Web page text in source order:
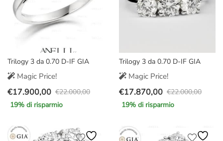
Trilogy 3 da 0.70 D-IF GIA
Magic Price!
€22.000,00
Il
prezzo
era:
€17.900,00
Il
prezzo
è:
19% di risparmio
Trilogy 3 da 0.70 D-IF GIA
Magic Price!
€22.000,00
Il
prezzo
era:
€17.870,00
Il
prezzo
è:
19% di risparmio